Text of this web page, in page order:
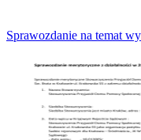
Sprawozdanie na temat